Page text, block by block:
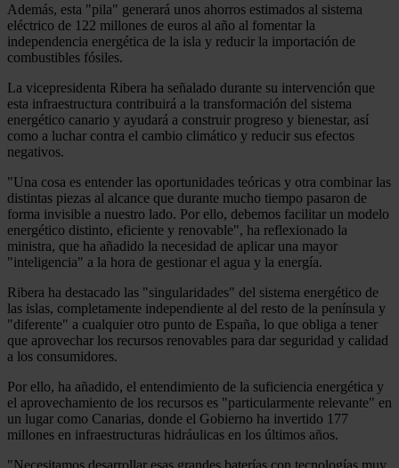
Además, esta "pila" generará unos ahorros estimados al sistema
eléctrico de 122 millones de euros al año al fomentar la
independencia energética de la isla y reducir la importación de
combustibles fósiles.
La vicepresidenta Ribera ha señalado durante su intervención que
esta infraestructura contribuirá a la transformación del sistema
energético canario y ayudará a construir progreso y bienestar, así
como a luchar contra el cambio climático y reducir sus efectos
negativos.
"Una cosa es entender las oportunidades teóricas y otra combinar las
distintas piezas al alcance que durante mucho tiempo pasaron de
forma invisible a nuestro lado. Por ello, debemos facilitar un modelo
energético distinto, eficiente y renovable", ha reflexionado la
ministra, que ha añadido la necesidad de aplicar una mayor
"inteligencia" a la hora de gestionar el agua y la energía.
Ribera ha destacado las "singularidades" del sistema energético de
las islas, completamente independiente al del resto de la península y
"diferente" a cualquier otro punto de España, lo que obliga a tener
que aprovechar los recursos renovables para dar seguridad y calidad
a los consumidores.
Por ello, ha añadido, el entendimiento de la suficiencia energética y
el aprovechamiento de los recursos es "particularmente relevante" en
un lugar como Canarias, donde el Gobierno ha invertido 177
millones en infraestructuras hidráulicas en los últimos años.
"Necesitamos desarrollar esas grandes baterías con tecnologías muy